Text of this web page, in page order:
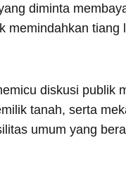
diminta
memindahkan tiang
diskusi publik
tanah, serta
umum yang